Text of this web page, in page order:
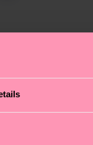
contrastées.
ludique.
Que vous
pointe de la mode.